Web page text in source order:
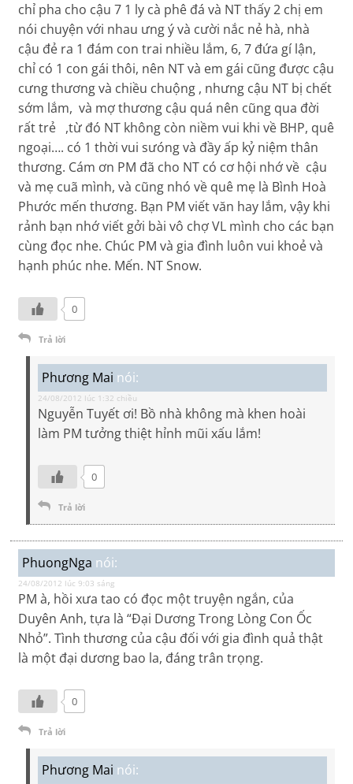
chỉ pha cho cậu 7 1 ly cà phê đá và NT thấy 2 chị em
nói chuyện với nhau ưng ý và cười nắc nẻ hà, nhà
cậu đẻ ra 1 đám con trai nhiều lắm, 6, 7 đứa gí lận,
chỉ có 1 con gái thôi, nên NT và em gái cũng được cậu
cưng thương và chiều chuộng , nhưng cậu NT bị chết
sớm lắm, và mợ thương cậu quá nên cũng qua đời
rất trẻ ,từ đó NT không còn niềm vui khi về BHP, quê
ngoại…. có 1 thời vui sưóng và đầy ấp kỷ niệm thân
thương. Cám ơn PM đã cho NT có cơ hội nhớ về cậu
và mẹ cuã mình, và cũng nhó về quê mẹ là Bình Hoà
Phước mến thương. Bạn PM viết văn hay lắm, vậy khi
rảnh bạn nhớ viết gởi bài vô chợ VL mình cho các bạn
cùng đọc nhe. Chúc PM và gia đình luôn vui khoẻ và
hạnh phúc nhe. Mến. NT Snow.
0
Trả lời
Phương Mai nói:
24/08/2012 lúc 1:32 chiều
Nguyễn Tuyết ơi! Bồ nhà không mà khen hoài
làm PM tưởng thiệt hỉnh mũi xấu lắm!
0
Trả lời
PhuongNga nói:
24/08/2012 lúc 9:03 sáng
PM à, hồi xưa tao có đọc một truyện ngắn, của
Duyên Anh, tựa là “Đại Dương Trong Lòng Con Ốc
Nhỏ”. Tình thương của cậu đối với gia đình quả thật
là một đại dương bao la, đáng trân trọng.
0
Trả lời
Phương Mai nói: